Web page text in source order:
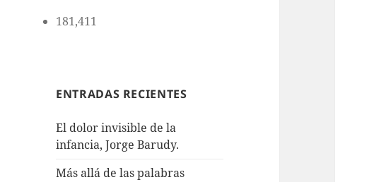
181,411
ENTRADAS RECIENTES
El dolor invisible de la
infancia, Jorge Barudy.
Más allá de las palabras